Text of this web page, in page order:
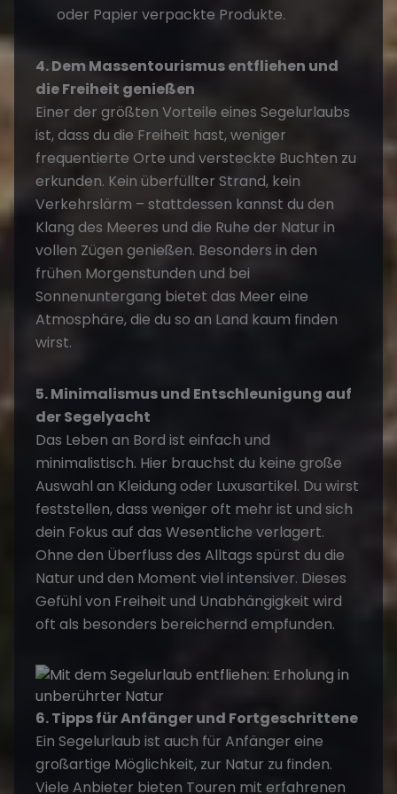
oder Papier verpackte Produkte.
4. Dem Massentourismus entfliehen und
die Freiheit genießen
Einer der größten Vorteile eines Segelurlaubs
ist, dass du die Freiheit hast, weniger
frequentierte Orte und versteckte Buchten zu
erkunden. Kein überfüllter Strand, kein
Verkehrslärm – stattdessen kannst du den
Klang des Meeres und die Ruhe der Natur in
vollen Zügen genießen. Besonders in den
frühen Morgenstunden und bei
Sonnenuntergang bietet das Meer eine
Atmosphäre, die du so an Land kaum finden
wirst.
5. Minimalismus und Entschleunigung auf
der Segelyacht
Das Leben an Bord ist einfach und
minimalistisch. Hier brauchst du keine große
Auswahl an Kleidung oder Luxusartikel. Du wirst
feststellen, dass weniger oft mehr ist und sich
dein Fokus auf das Wesentliche verlagert.
Ohne den Überfluss des Alltags spürst du die
Natur und den Moment viel intensiver. Dieses
Gefühl von Freiheit und Unabhängigkeit wird
oft als besonders bereichernd empfunden.
6. Tipps für Anfänger und Fortgeschrittene
Ein Segelurlaub ist auch für Anfänger eine
großartige Möglichkeit, zur Natur zu finden.
Viele Anbieter bieten Touren mit erfahrenen